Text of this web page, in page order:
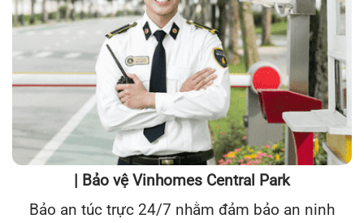
| Bảo vệ Vinhomes Central Park
Bảo an túc trực 24/7 nhằm đảm bảo an ninh